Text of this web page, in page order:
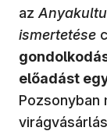
az
ismertetése
előadást
Pozsonyban